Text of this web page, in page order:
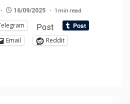
16/09/2025 1 min read
Post
Email
Reddit